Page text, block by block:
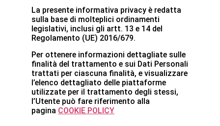
La presente informativa privacy è redatta
sulla base di molteplici ordinamenti
legislativi, inclusi gli artt. 13 e 14 del
Regolamento (UE) 2016/679.
Per ottenere informazioni dettagliate sulle
finalità del trattamento e sui Dati Personali
trattati per ciascuna finalità, e visualizzare
l’elenco dettagliato delle piattaforme
utilizzate per il trattamento degli stessi,
l’Utente può fare riferimento alla
pagina COOKIE POLICY